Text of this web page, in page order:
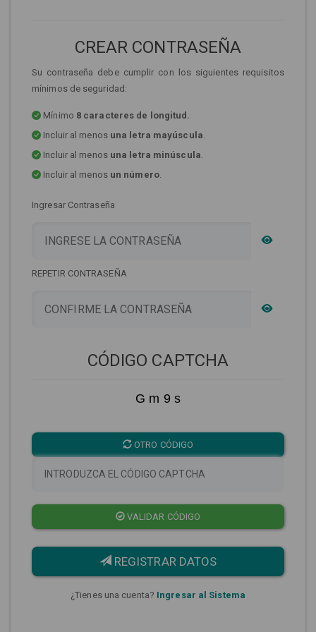
CREAR CONTRASEÑA
Su contraseña debe cumplir con los siguientes requisitos
mínimos de seguridad:
Mínimo 8 caracteres de longitud.
Incluir al menos una letra mayúscula.
Incluir al menos una letra minúscula.
Incluir al menos un número.
Ingresar Contraseña
REPETIR CONTRASEÑA
CÓDIGO CAPTCHA
G m 9 s
OTRO CÓDIGO
VALIDAR CÓDIGO
REGISTRAR DATOS
¿Tienes una cuenta? Ingresar al Sistema